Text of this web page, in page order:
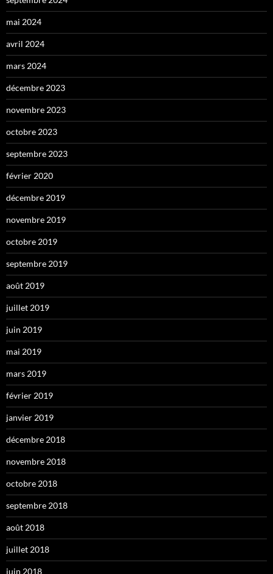
mai 2024
avril 2024
mars 2024
décembre 2023
novembre 2023
octobre 2023
septembre 2023
février 2020
décembre 2019
novembre 2019
octobre 2019
septembre 2019
août 2019
juillet 2019
juin 2019
mai 2019
mars 2019
février 2019
janvier 2019
décembre 2018
novembre 2018
octobre 2018
septembre 2018
août 2018
juillet 2018
juin 2018